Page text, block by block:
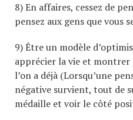
8) En affaires, cessez de
pensez aux gens que vous
9) Être un modèle
apprécier la vie et
l’on a déjà (Lorsqu’une
négative survient, tout de
médaille et voir le côté